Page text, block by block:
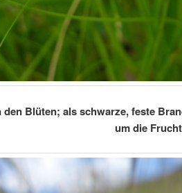
den Blüten; als schwarze, feste
um die